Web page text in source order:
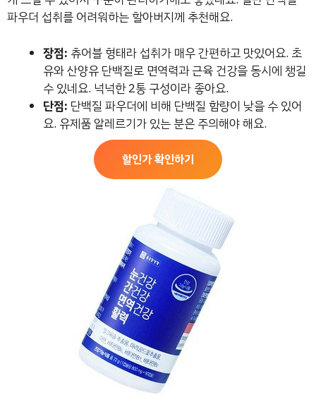
파우더 섭취를 어려워하는 할아버지께 추천해요.
장점: 츄어블 형태라 섭취가 매우 간편하고 맛있어요. 초
유와 산양유 단백질로 면역력과 근육 건강을 동시에 챙길
수 있네요. 넉넉한 2통 구성이라 좋아요.
단점: 단백질 파우더에 비해 단백질 함량이 낮을 수 있어
요. 유제품 알레르기가 있는 분은 주의해야 해요.
할인가 확인하기